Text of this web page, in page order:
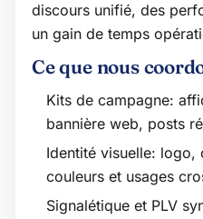
discours unifié, des
un gain de temps
Ce que nous
Kits de campagne:
bannière web, posts
Identité visuelle: logo,
couleurs et usages
Signalétique et PLV